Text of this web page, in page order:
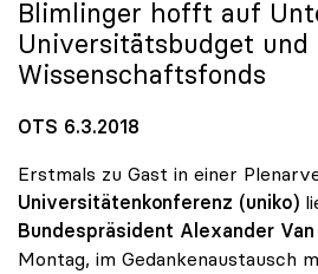
Blimlinger hofft auf
Universitätsbudget und
Wissenschaftsfonds
OTS 6.3.2018
Erstmals zu Gast in einer
Universitätenkonferenz (uniko)
Bundespräsident Alexander
Montag, im Gedankenaustausch